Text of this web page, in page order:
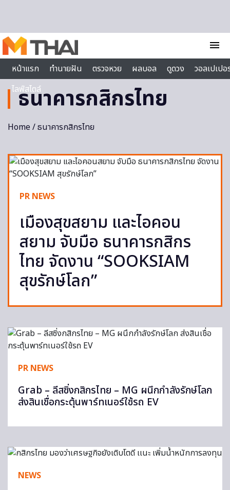
menu
หน้าแรก
ทำนายฝัน ตรวจหวย ผลบอล ดูดวง
วอลเปเป
ไลฟ์สไตล์
ธนาคารกสิกรไทย
Home/ ธนาคารกสิกรไทย
PR NEWS
เมืองสุขสยาม และไอคอน
สยาม จับมือ ธนาคารกสิกร
ไทย จัดงาน “SOOKSIAM
สุขรักษ์โลก”
PR NEWS
Grab – ลีสซิ่งกสิกรไทย – MG ผนึกกำลังรักษ์โลก
ส่งสินเชื่อกระตุ้นพาร์ทเนอร์ใช้รถ EV
NEWS